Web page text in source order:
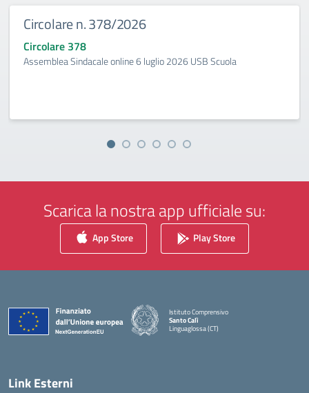
Circolare n. 378/2026
Circolare 378
Assemblea Sindacale online 6 luglio 2026 USB Scuola
Scarica la nostra app ufficiale su:
App Store Play Store
Istituto Comprensivo
Santo Calì
Linguaglossa (CT)
— Visita la pagina iniziale della scuola
Link Esterni